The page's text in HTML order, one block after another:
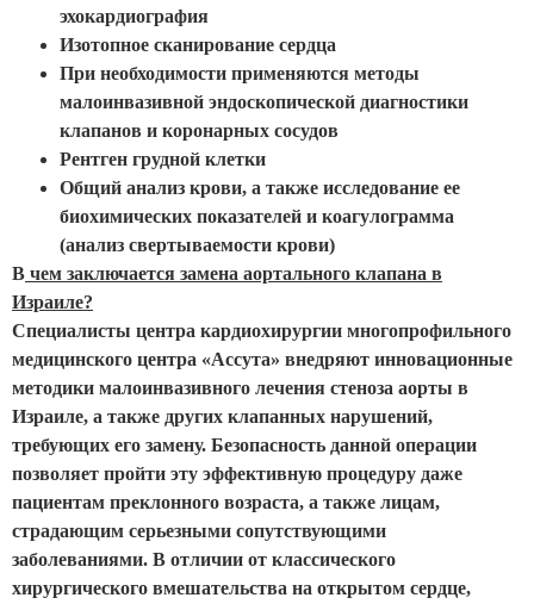
эхокардиография
Изотопное сканирование сердца
При необходимости применяются методы
малоинвазивной эндоскопической диагностики
клапанов и коронарных сосудов
Рентген грудной клетки
Общий анализ крови, а также исследование ее
биохимических показателей и коагулограмма
(анализ свертываемости крови)
В чем заключается замена аортального клапана в
Израиле?
Специалисты центра кардиохирургии многопрофильного
медицинского центра «Ассута» внедряют инновационные
методики малоинвазивного лечения стеноза аорты в
Израиле, а также других клапанных нарушений,
требующих его замену. Безопасность данной операции
позволяет пройти эту эффективную процедуру даже
пациентам преклонного возраста, а также лицам,
страдающим серьезными сопутствующими
заболеваниями. В отличии от классического
хирургического вмешательства на открытом сердце,